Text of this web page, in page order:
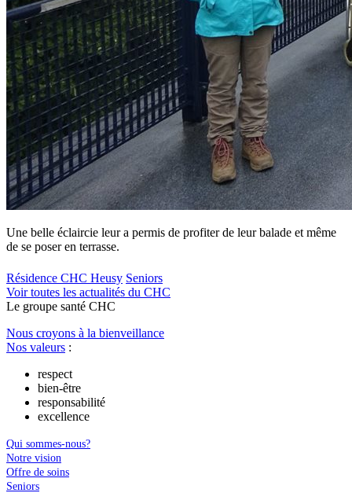
Une belle éclaircie leur a permis de profiter de leur balade et même
de se poser en terrasse.
Résidence CHC Heusy Seniors
Voir toutes les actualités du CHC
Le groupe santé CHC
Nous croyons à la bienveillance
Nos valeurs :
respect
bien-être
responsabilité
excellence
Qui sommes-nous?
Notre vision
Offre de soins
Seniors